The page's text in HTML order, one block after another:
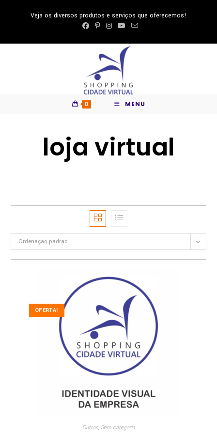
conteúdo
Veja os diversos produtos e serviços que oferecemos!
0 MENU
loja virtual
Ordenação padrão
OFERTA!
Outros, Sem categoria